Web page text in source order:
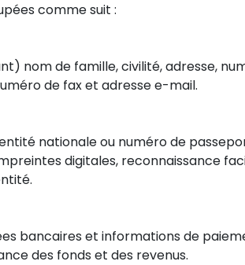
comme suit :
nom de famille, civilité, adresse,
de fax et adresse e-mail.
nationale ou numéro de
digitales, reconnaissance
bancaires et informations de
des fonds et des revenus.